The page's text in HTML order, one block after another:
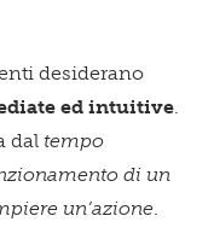
desiderano
ed intuitive
dal tempo
di un
un’azione